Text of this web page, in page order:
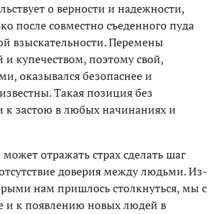
о верности и надежности,
после совместно съеденного пуда
взыскательности. Перемены
купечеством, поэтому свой,
оказывался безопаснее и
Такая позиция без
к застою в любых начинаниях и
отражать страх сделать шаг
доверия между людьми. Из-
нам пришлось столкнуться, мы с
и к появлению новых людей в